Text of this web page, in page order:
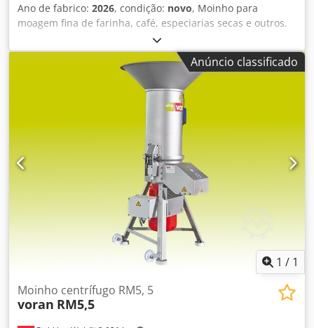
Ano de fabrico: 2026, condição: novo, Moinho para
moagem fina de farinha, café, especiarias secas e outros.
Faixa de moagem de 20–120 mesh. Capacidade de 100–400
kg por hora. Rotação do motor 3400 rpm. Peso da máquina
600 kg. Potência necessária 11 kW. A máquina possui
extração de poeira com filtragem adicional. Toda a
máquina é feita em aço inoxidável SUS304. Dedpfx Apek S
Anúncio classificado
1 / 1
Moinho centrífugo RM5, 5
voran RM5,5